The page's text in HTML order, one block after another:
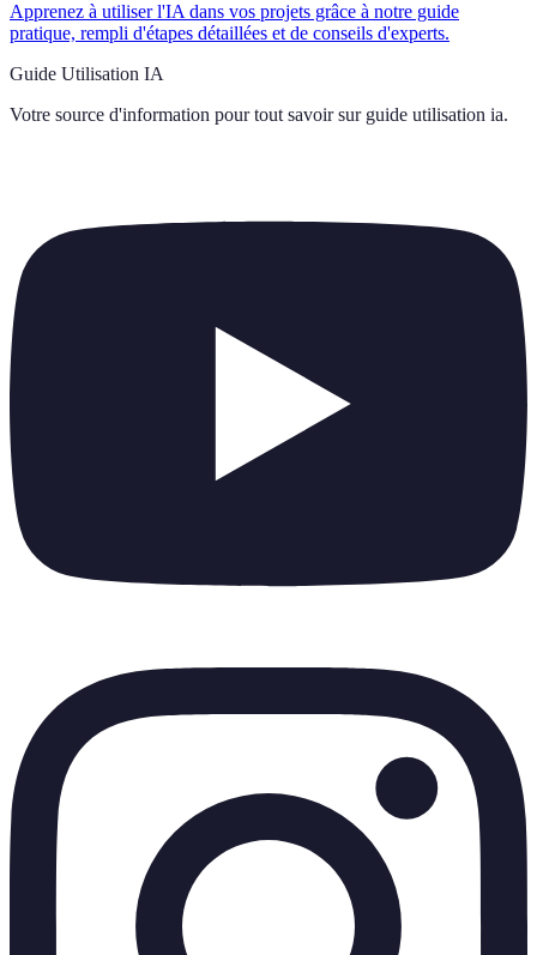
Apprenez à utiliser l'IA dans vos projets grâce à notre guide
pratique, rempli d'étapes détaillées et de conseils d'experts.
Guide Utilisation IA
Votre source d'information pour tout savoir sur guide utilisation ia.